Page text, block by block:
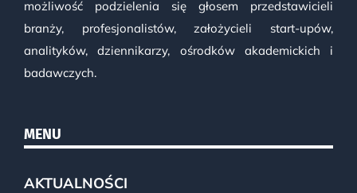
możliwość podzielenia się głosem przedstawicieli
branży, profesjonalistów, założycieli start-upów,
analityków, dziennikarzy, ośrodków akademickich i
badawczych.
MENU
AKTUALNOŚCI